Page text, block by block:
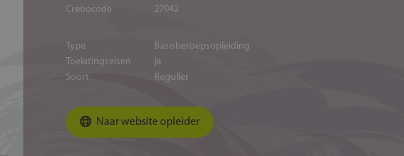
Crebocode
27042
Type
Basisberoepsopleiding
Toelatingseisen
ja
Soort
Regulier
Naar website opleider